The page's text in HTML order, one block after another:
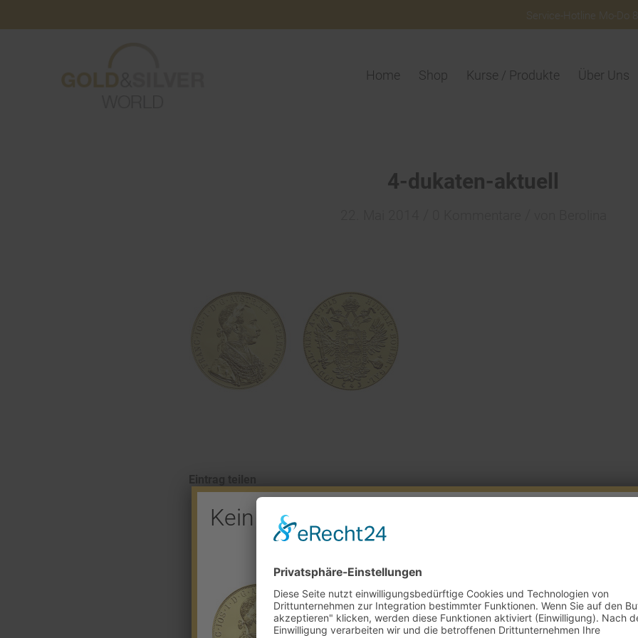
Service-Hotline Mo-Do
Home Shop Kurse / Produkte Über Uns
4-dukaten-aktuell
Eintrag teilen
Kein Barverkaufstag am 29.7. + 5.8.